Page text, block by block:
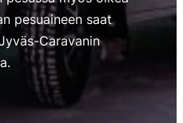
pesuaineen saat
Caravanin